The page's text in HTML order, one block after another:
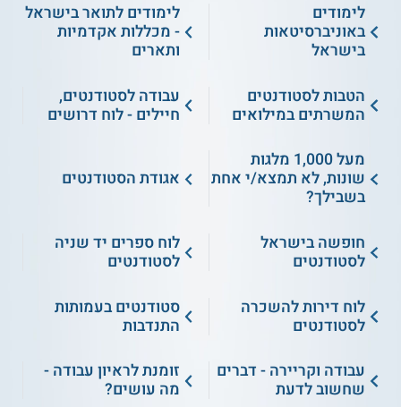
לימודים
באוניברסיטאות
בישראל
לימודים לתואר בישראל
- מכללות אקדמיות
ותארים
הטבות לסטודנטים
המשרתים במילואים
עבודה לסטודנטים,
חיילים - לוח דרושים
מעל 1,000 מלגות
שונות, לא תמצא/י אחת
בשבילך?
אגודת הסטודנטים
חופשה בישראל
לסטודנטים
לוח ספרים יד שניה
לסטודנטים
לוח דירות להשכרה
לסטודנטים
סטודנטים בעמותות
התנדבות
עבודה וקריירה - דברים
שחשוב לדעת
זומנת לראיון עבודה -
מה עושים?